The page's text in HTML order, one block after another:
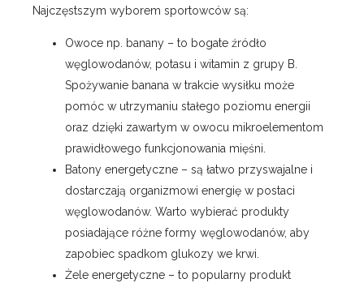
Najczęstszym wyborem sportowców są:
Owoce np. banany – to bogate źródło
węglowodanów, potasu i witamin z grupy B.
Spożywanie banana w trakcie wysiłku może
pomóc w utrzymaniu stałego poziomu energii
oraz dzięki zawartym w owocu mikroelementom
prawidłowego funkcjonowania mięśni.
Batony energetyczne – są łatwo przyswajalne i
dostarczają organizmowi energię w postaci
węglowodanów. Warto wybierać produkty
posiadające różne formy węglowodanów, aby
zapobiec spadkom glukozy we krwi.
Żele energetyczne – to popularny produkt